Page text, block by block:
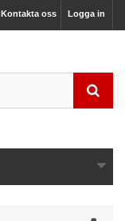
Logga in
Kontakta oss